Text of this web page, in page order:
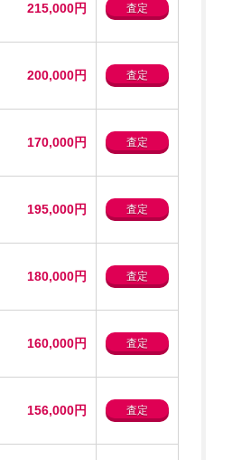
215,000円 査定
200,000円 査定
170,000円 査定
195,000円 査定
180,000円 査定
160,000円 査定
156,000円 査定